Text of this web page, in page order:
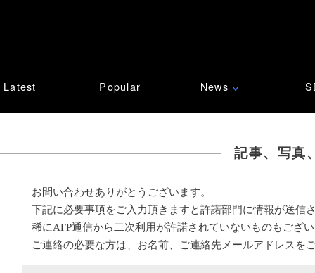
Latest Popular News ∨
記事、写真
お問い合わせありがとうございます。
下記に必要事項をご入力頂きますと許諾部門に情報が送信
稀にAFP通信から二次利用が許諾されていないものもござ
ご連絡の必要な方は、お名前、ご連絡先メールアドレスを